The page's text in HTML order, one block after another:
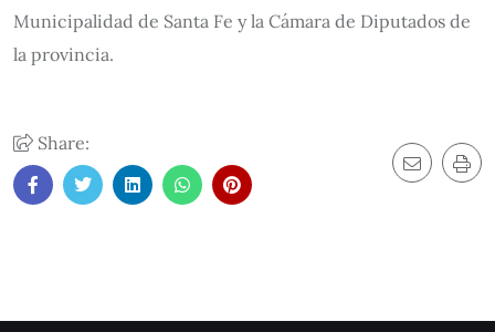
Municipalidad de Santa Fe y la Cámara de Diputados de
la provincia.
Share: